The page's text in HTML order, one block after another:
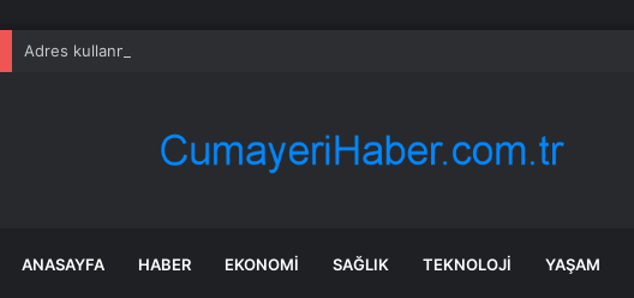
Adres kullanmanın yasak olduğu şehir: Ambulans yolu bulamıyor, kargo gitmiyor
ANASAYFA HABER EKONOMI SAĞLIK TEKNOLOJI YAŞAM